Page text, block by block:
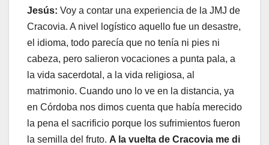
Jesús: Voy a contar una experiencia de la JMJ de
Cracovia. A nivel logístico aquello fue un desastre,
el idioma, todo parecía que no tenía ni pies ni
cabeza, pero salieron vocaciones a punta pala, a
la vida sacerdotal, a la vida religiosa, al
matrimonio. Cuando uno lo ve en la distancia, ya
en Córdoba nos dimos cuenta que había merecido
la pena el sacrificio porque los sufrimientos fueron
la semilla del fruto. A la vuelta de Cracovia me di